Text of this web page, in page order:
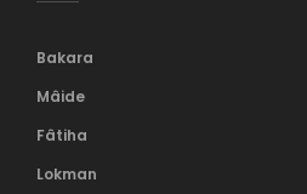
Bakara
Mâide
Fâtiha
Lokman